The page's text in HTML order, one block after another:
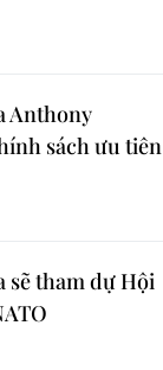
Anthony
sách ưu tiên
sẽ tham dự Hội